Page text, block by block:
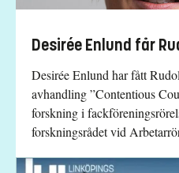
Desirée Enlund får
Desirée Enlund har fått
avhandling ”Contentious
forskning i
forskningsrådet vid